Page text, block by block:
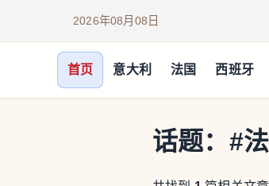
2026年08月08日
首页 意大利 法国 西班牙
话题： #